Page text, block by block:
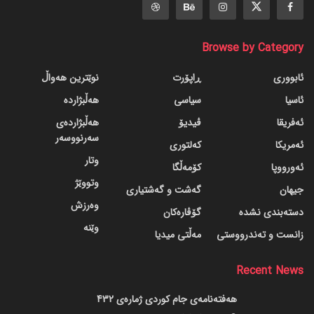
Browse by Category
ئابووری
ئاسیا
ئەفریقا
ئەمریکا
ئەورووپا
جیهان
دسته‌بندی نشده
زانست و تەندرووستی
ڕاپۆرت
سیاسی
ڤیدیۆ
کەلتوری
کۆمەڵگا
گه‌شت و گه‌شتیاری
گۆڤاره‌کان
مەڵتی میدیا
نوێترین هەواڵ
هەڵبژاردە
هەڵبژاردەی
سەرنووسەر
وتار
وتووێژ
وەرزش
وێنە
Recent News
هەفتەنامەی جام کوردی ژمارەی 432